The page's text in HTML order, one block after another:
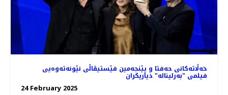
خه‌ڵاته‌کانی حه‌فتا و پێنجه‌مین فێستیڤاڵی نێونه‌ته‌وه‌یی
فیلمی "بەرلیناله" دیاریکران
24 February 2025